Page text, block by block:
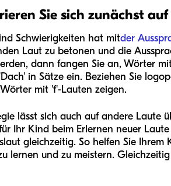
Sie sich zunächst
Schwierigkeiten hat mitder
Laut zu betonen und die
dann fangen Sie an, Wörter
in Sätze ein. Beziehen Sie
mit 'f'-Lauten zeigen.
lässt sich auch auf andere
Ihr Kind beim Erlernen neuer
gleichzeitig. So helfen Sie
lernen und zu meistern.